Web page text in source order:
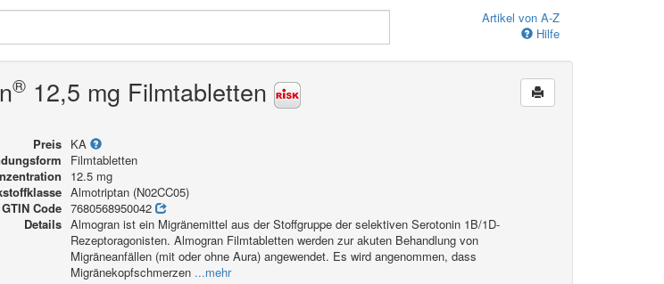
Artikel von A-Z
Hilfe
®12,5 mg Filmtabletten
Preis KA
Filmtabletten
12.5 mg
Almotriptan (N02CC05)
GTIN Code 7680568950042
Details Almogran ist ein Migränemittel aus der Stoffgruppe der selektiven Serotonin 1B/1D-
Rezeptoragonisten. Almogran Filmtabletten werden zur akuten Behandlung von
Migräneanfällen (mit oder ohne Aura) angewendet. Es wird angenommen, dass
Migränekopfschmerzen ...mehr